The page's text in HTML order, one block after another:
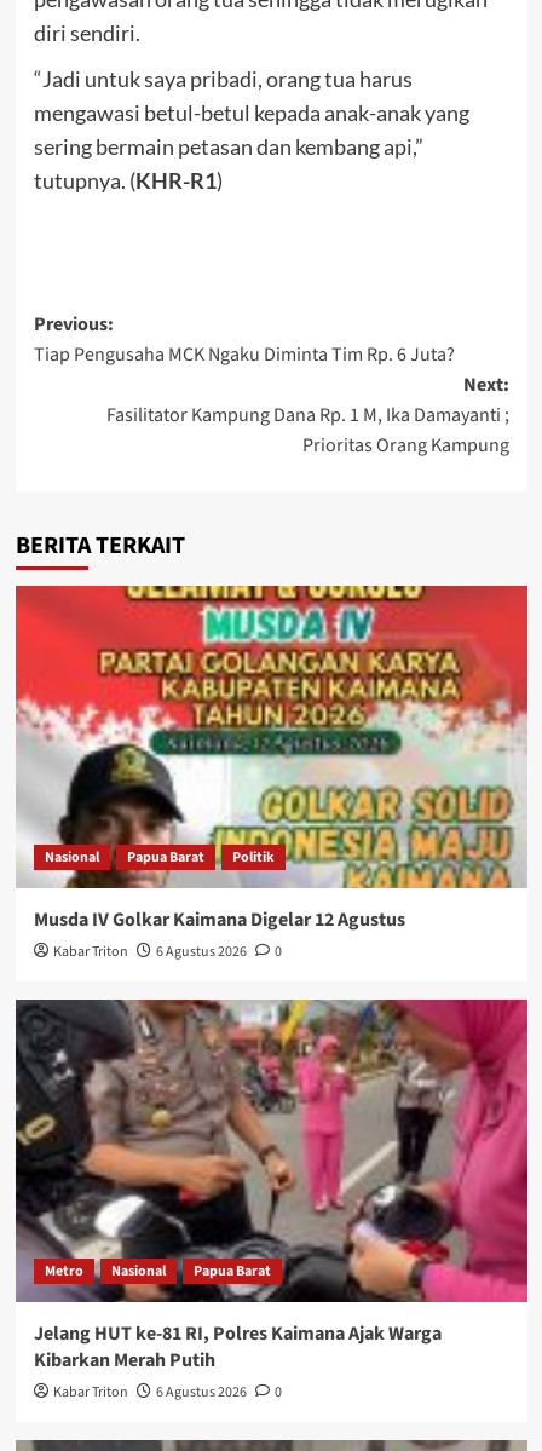
diri sendiri.
“Jadi untuk saya pribadi, orang tua harus
mengawasi betul-betul kepada anak-anak yang
sering bermain petasan dan kembang api,”
tutupnya. (KHR-R1)
Post
navigation
Previous:
Tiap Pengusaha MCK Ngaku Diminta Tim Rp. 6 Juta?
Next:
Fasilitator Kampung Dana Rp. 1 M, Ika Damayanti ;
Prioritas Orang Kampung
BERITA TERKAIT
Nasional Papua Barat Politik
Musda IV Golkar Kaimana Digelar 12 Agustus
Kabar Triton 6 Agustus 2026 0
Metro Nasional Papua Barat
Jelang HUT ke-81 RI, Polres Kaimana Ajak Warga
Kibarkan Merah Putih
Kabar Triton 6 Agustus 2026 0